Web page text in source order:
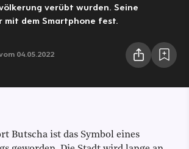
verübt wurden. Seine
mit dem Smartphone fest.
04.05.2022
Butscha ist das Symbol eines